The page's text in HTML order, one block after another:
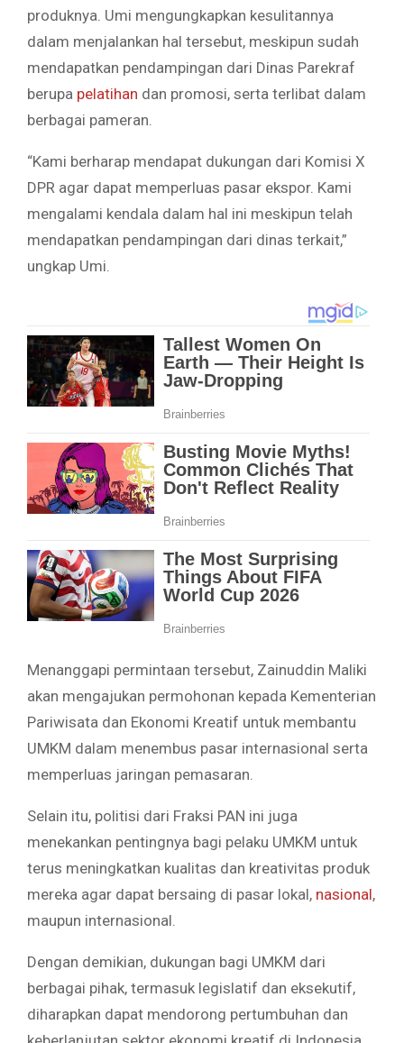
produknya. Umi mengungkapkan kesulitannya
dalam menjalankan hal tersebut, meskipun sudah
mendapatkan pendampingan dari Dinas Parekraf
berupa pelatihan dan promosi, serta terlibat dalam
berbagai pameran.
“Kami berharap mendapat dukungan dari Komisi X
DPR agar dapat memperluas pasar ekspor. Kami
mengalami kendala dalam hal ini meskipun telah
mendapatkan pendampingan dari dinas terkait,”
ungkap Umi.
Menanggapi permintaan tersebut, Zainuddin Maliki
akan mengajukan permohonan kepada Kementerian
Pariwisata dan Ekonomi Kreatif untuk membantu
UMKM dalam menembus pasar internasional serta
memperluas jaringan pemasaran.
Selain itu, politisi dari Fraksi PAN ini juga
menekankan pentingnya bagi pelaku UMKM untuk
terus meningkatkan kualitas dan kreativitas produk
mereka agar dapat bersaing di pasar lokal, nasional,
maupun internasional.
Dengan demikian, dukungan bagi UMKM dari
berbagai pihak, termasuk legislatif dan eksekutif,
diharapkan dapat mendorong pertumbuhan dan